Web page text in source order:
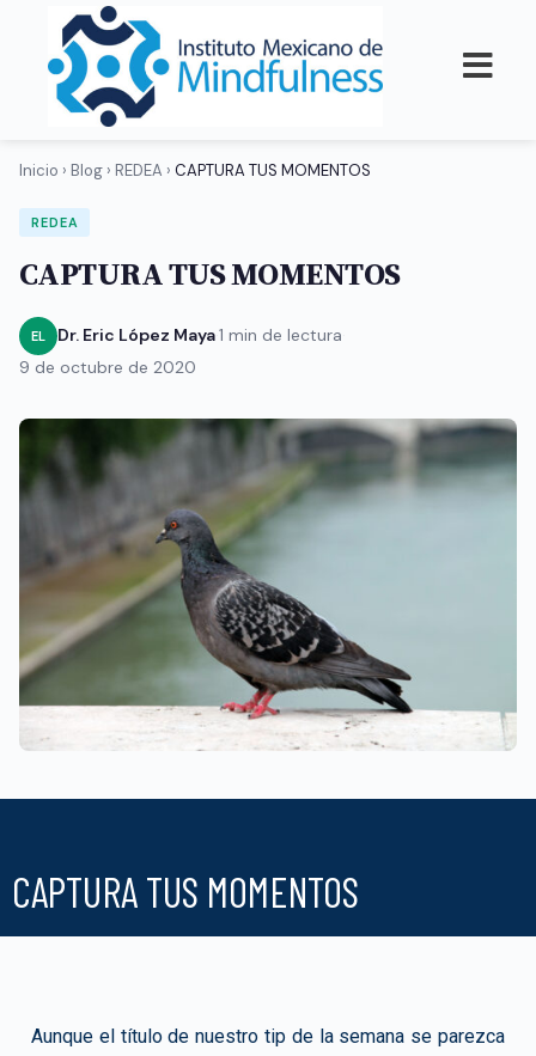
Inicio › Blog › REDEA › CAPTURA TUS MOMENTOS
REDEA
CAPTURA TUS MOMENTOS
EL Dr. Eric López Maya1 min de lectura
9 de octubre de 2020
CAPTURA TUS MOMENTOS
Aunque el título de nuestro tip de la semana se parezca